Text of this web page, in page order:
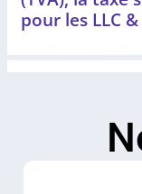
pour les LLC